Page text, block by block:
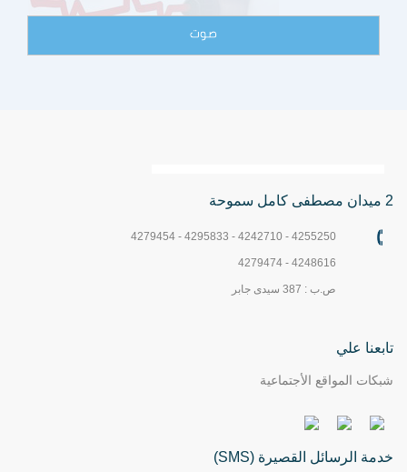
2 ميدان مصطفى كامل سموحة
4255250 - 4242710 - 4295833 - 4279454
4248616 - 4279474
ص.ب : 387 سيدى جابر
تابعنا علي
شبكات المواقع الأجتماعية
خدمة الرسائل القصيرة (SMS)